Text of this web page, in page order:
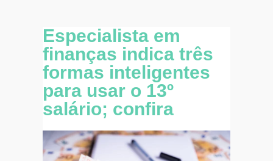
Especialista em
finanças indica três
formas inteligentes
para usar o 13º
salário; confira